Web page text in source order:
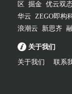
区
掘金 优云双
华云 ZEGO即构
浪潮云
新思齐
关于我们
关于我们 联系